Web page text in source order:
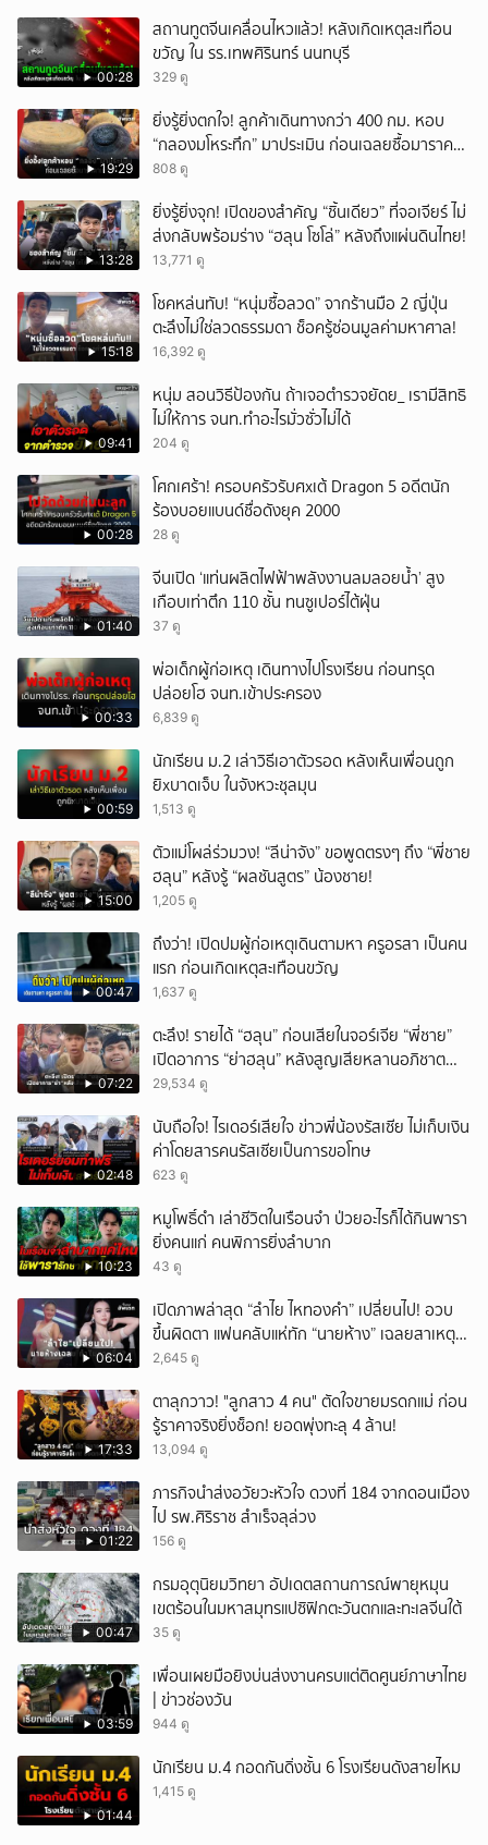
00:28
สถานทูตจีนเคลื่อนไหวแล้ว! หลังเกิดเหตุสะเทือน
ขวัญ ใน รร.เทพศิรินทร์ นนทบุรี
329 ดู
19:29
ยิ่งรู้ยิ่งตกใจ! ลูกค้าเดินทางกว่า 400 กม. หอบ
“กลองมโหระทึก” มาประเมิน ก่อนเฉลยซื้อมาราคา
เท่าไหร่?
808 ดู
13:28
ยิ่งรู้ยิ่งจุก! เปิดของสำคัญ “ชิ้นเดียว” ที่จอเจียร์ ไม่
ส่งกลับพร้อมร่าง “ฮลุน โซโล่” หลังถึงแผ่นดินไทย!
13,771 ดู
15:18
โชคหล่นทับ! “หนุ่มซื้อลวด” จากร้านมือ 2 ญี่ปุ่น
ตะลึงไม่ใช่ลวดธรรมดา ช็อครู้ซ่อนมูลค่ามหาศาล!
16,392 ดู
09:41
หนุ่ม สอนวิธีป้องกัน ถ้าเจอตำรวจยัดย_ เรามีสิทธิ
ไม่ให้การ จนท.ทำอะไรมั่วซั่วไม่ได้
204 ดู
00:28
โศกเศร้า! ครอบครัวรับศxเต้ Dragon 5 อดีตนัก
ร้องบอยแบนด์ชื่อดังยุค 2000
28 ดู
01:40
จีนเปิด ‘แท่นผลิตไฟฟ้าพลังงานลมลอยน้ำ’ สูง
เกือบเท่าตึก 110 ชั้น ทนซูเปอร์ไต้ฝุ่น
37 ดู
00:33
พ่อเด็กผู้ก่อเหตุ เดินทางไปโรงเรียน ก่อนทรุด
ปล่อยโฮ จนท.เข้าประครอง
6,839 ดู
00:59
นักเรียน ม.2 เล่าวิธีเอาตัวรอด หลังเห็นเพื่อนถูก
ยิxบาดเจ็บ ในจังหวะชุลมุน
1,513 ดู
15:00
ตัวแม่โผล่ร่วมวง! “ลีน่าจัง” ขอพูดตรงๆ ถึง “พี่ชาย
ฮลุน” หลังรู้ “ผลชันสูตร” น้องชาย!
1,205 ดู
00:47
ถึงว่า! เปิดปมผู้ก่อเหตุเดินตามหา ครูอรสา เป็นคน
แรก ก่อนเกิดเหตุสะเทือนขวัญ
1,637 ดู
07:22
ตะลึง! รายได้ “ฮลุน” ก่อนเสียในจอร์เจีย “พี่ชาย”
เปิดอาการ “ย่าฮลุน” หลังสูญเสียหลานอภิชาต
บุตร!
29,534 ดู
02:48
นับถือใจ! ไรเดอร์เสียใจ ข่าวพี่น้องรัสเซีย ไม่เก็บเงิน
ค่าโดยสารคนรัสเซียเป็นการขอโทษ
623 ดู
10:23
หมูโพธิ์ดำ เล่าชีวิตในเรือนจำ ป่วยอะไรก็ได้กินพารา
ยิ่งคนแก่ คนพิการยิ่งลำบาก
43 ดู
06:04
เปิดภาพล่าสุด “ลำไย ไหทองคำ” เปลี่ยนไป! อวบ
ขึ้นผิดตา แฟนคลับแห่ทัก “นายห้าง” เฉลยสาเหตุ
ชัด!
2,645 ดู
17:33
ตาลุกวาว! "ลูกสาว 4 คน" ตัดใจขายมรดกแม่ ก่อน
รู้ราคาจริงยิ่งช็อก! ยอดพุ่งทะลุ 4 ล้าน!
13,094 ดู
01:22
ภารกิจนำส่งอวัยวะหัวใจ ดวงที่ 184 จากดอนเมือง
ไป รพ.ศิริราช สำเร็จลุล่วง
156 ดู
00:47
กรมอุตุนิยมวิทยา อัปเดตสถานการณ์พายุหมุน
เขตร้อนในมหาสมุทรแปซิฟิกตะวันตกและทะเลจีนใต้
35 ดู
03:59
เพื่อนเผยมือยิงบ่นส่งงานครบแต่ติดศูนย์ภาษาไทย
| ข่าวช่องวัน
944 ดู
01:44
นักเรียน ม.4 กอดกันดิ่งชั้น 6 โรงเรียนดังสายไหม
1,415 ดู